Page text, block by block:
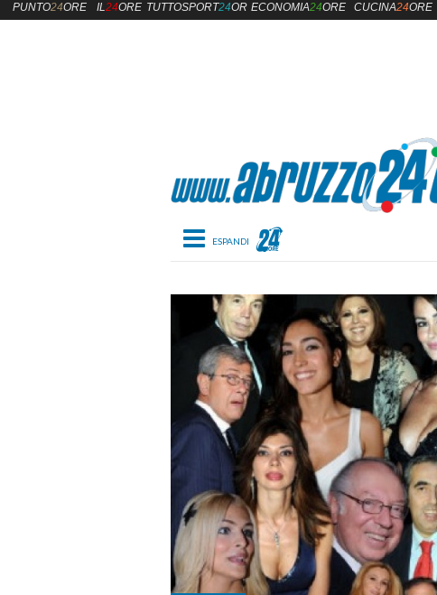
Toggle navigation
PUNTO24ORE IL24ORE TUTTOSPORT24OREECONOMIA24ORE CUCINA24ORE